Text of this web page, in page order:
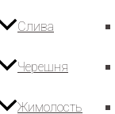
Слива
Черешня
Жимолость